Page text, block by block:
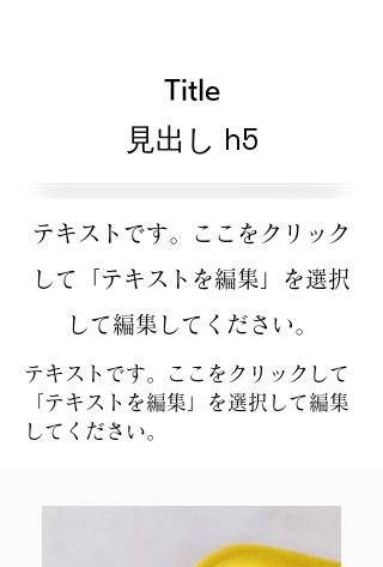
Title
見出し h5
テキストです。ここをクリック
して「テキストを編集」を選択
して編集してください。
テキストです。ここをクリックして
「テキストを編集」を選択して編集
してください。